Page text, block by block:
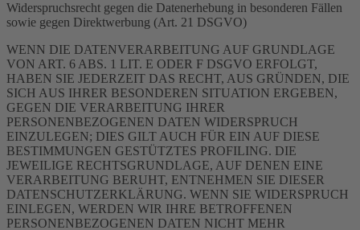
Widerspruchsrecht gegen die Datenerhebung in besonderen Fällen
sowie gegen Direktwerbung (Art. 21 DSGVO)
WENN DIE DATENVERARBEITUNG AUF GRUNDLAGE
VON ART. 6 ABS. 1 LIT. E ODER F DSGVO ERFOLGT,
HABEN SIE JEDERZEIT DAS RECHT, AUS GRÜNDEN, DIE
SICH AUS IHRER BESONDEREN SITUATION ERGEBEN,
GEGEN DIE VERARBEITUNG IHRER
PERSONENBEZOGENEN DATEN WIDERSPRUCH
EINZULEGEN; DIES GILT AUCH FÜR EIN AUF DIESE
BESTIMMUNGEN GESTÜTZTES PROFILING. DIE
JEWEILIGE RECHTSGRUNDLAGE, AUF DENEN EINE
VERARBEITUNG BERUHT, ENTNEHMEN SIE DIESER
DATENSCHUTZERKLÄRUNG. WENN SIE WIDERSPRUCH
EINLEGEN, WERDEN WIR IHRE BETROFFENEN
PERSONENBEZOGENEN DATEN NICHT MEHR